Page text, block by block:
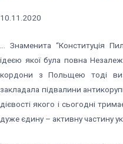
10.11.2020
… Знаменита “Конституція
ідеєю якої була повна
кордони з Польщею тоді
закладала підвалини
дієвості якого і сьогодні
дуже єдину – активну частину